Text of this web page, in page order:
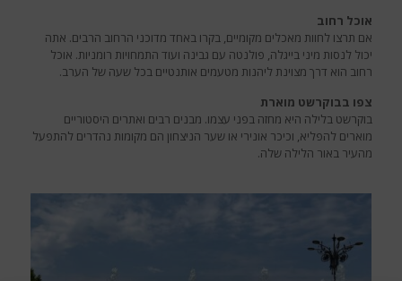
אוכל רחוב
אם תרצו לחוות מאכלים מקומיים, בקרו באחד מדוכני הרחוב הרבים. אתה
יכול לנסות מיני בייגלה, פולנטה עם גבינה ועוד התמחויות רומניות. אוכל
רחוב הוא דרך מצוינת ליהנות מטעמים אותנטיים בכל שעה של הערב.
צפו בבוקרשט מוארת
בוקרשט בלילה היא מחזה בפני עצמו. מבנים רבים ואתרים היסטוריים
מוארים להפליא, וכיכר אונירי או שער הניצחון הם מקומות נהדרים להתפעל
מהעיר באור הלילה שלה.